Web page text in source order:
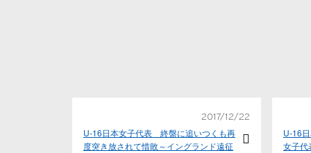
2017/12/22
U-16日本女子代表 終盤に追いつくも再
度突き放されて惜敗～イングランド遠征
U-16
女子代